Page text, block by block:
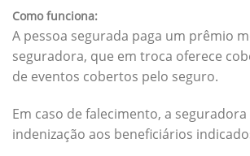
Como funciona:
A pessoa segurada paga um prêmio
seguradora, que em troca oferece
de eventos cobertos pelo seguro.
Em caso de falecimento, a seguradora
indenização aos beneficiários